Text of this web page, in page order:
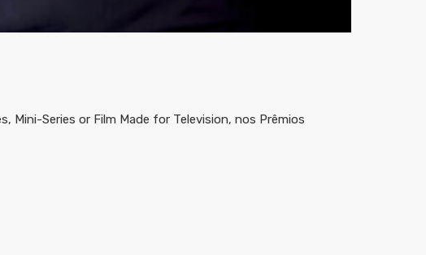
Mini-Series or Film Made for Television, nos Prêmios